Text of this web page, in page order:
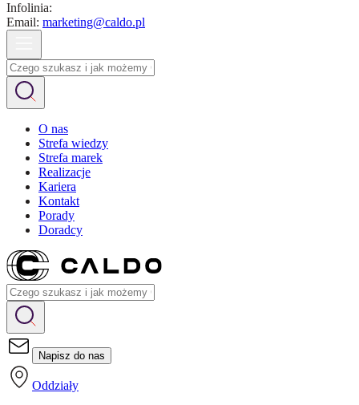
Infolinia:
Email: marketing@caldo.pl
O nas
Strefa wiedzy
Strefa marek
Realizacje
Kariera
Kontakt
Porady
Doradcy
Napisz do nas
Oddziały